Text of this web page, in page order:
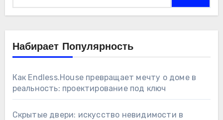
Набирает Популярность
Как Endless.House превращает мечту о доме в
реальность: проектирование под ключ
Скрытые двери: искусство невидимости в